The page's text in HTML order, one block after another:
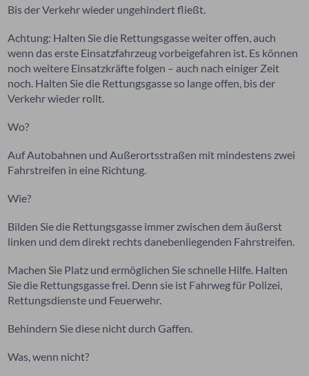
Bis der Verkehr wieder ungehindert fließt.
Achtung: Halten Sie die Rettungsgasse weiter offen, auch
wenn das erste Einsatzfahrzeug vorbeigefahren ist. Es können
noch weitere Einsatzkräfte folgen – auch nach einiger Zeit
noch. Halten Sie die Rettungsgasse so lange offen, bis der
Verkehr wieder rollt.
Wo?
Auf Autobahnen und Außerortsstraßen mit mindestens zwei
Fahrstreifen in eine Richtung.
Wie?
Bilden Sie die Rettungsgasse immer zwischen dem äußerst
linken und dem direkt rechts danebenliegenden Fahrstreifen.
Machen Sie Platz und ermöglichen Sie schnelle Hilfe. Halten
Sie die Rettungsgasse frei. Denn sie ist Fahrweg für Polizei,
Rettungsdienste und Feuerwehr.
Behindern Sie diese nicht durch Gaffen.
Was, wenn nicht?